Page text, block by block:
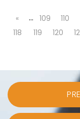
« … 109 110
118
119 120